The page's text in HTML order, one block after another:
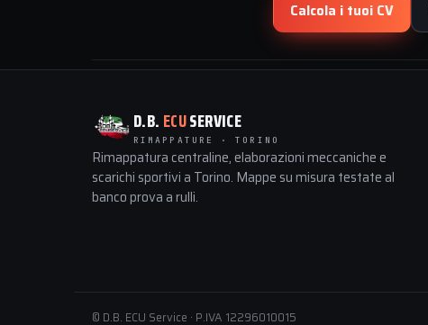
Calcola i tuoi CV
D.B. ECUSERVICE
RIMAPPATURE · TORINO
Rimappatura centraline, elaborazioni meccaniche e
scarichi sportivi a Torino. Mappe su misura testate al
banco prova a rulli.
© D.B. ECU Service · P.IVA 12296010015